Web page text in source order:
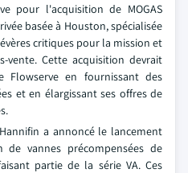
pour l'acquisition de MOGAS
basée à Houston, spécialisée
critiques pour la mission et
vente. Cette acquisition devrait
Flowserve en fournissant des
et en élargissant ses offres de
a annoncé le lancement
vannes précompensées de
partie de la série VA. Ces